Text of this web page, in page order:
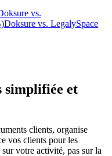
vs.
Doksure vs. LegalySpace
simplifiée et
clients, organise
vos clients pour les
votre activité, pas sur la